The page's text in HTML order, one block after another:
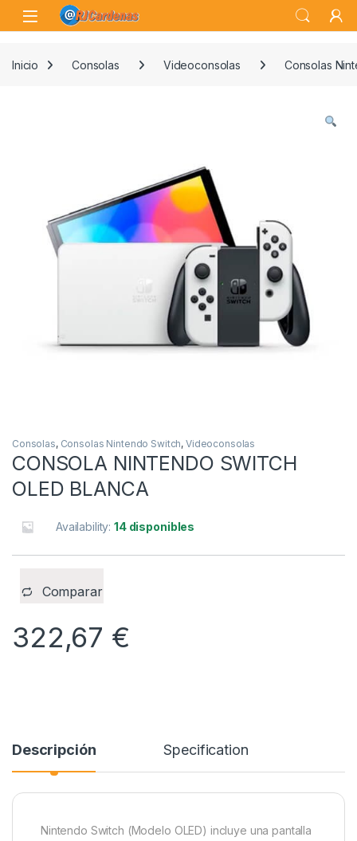
Skip to navigation
Skip to content
Open
Inicio Consolas Videoconsolas Consolas
Consolas, Consolas Nintendo Switch, Videoconsolas
CONSOLA NINTENDO SWITCH
OLED BLANCA
Availability:14 disponibles
Comparar
322,67 €
Descripción Specification
Nintendo Switch (Modelo OLED) incluye una pantalla